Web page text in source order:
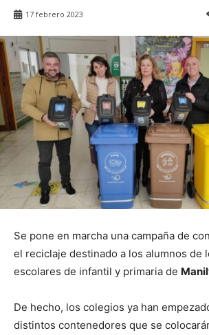
17 febrero 2023
Se pone en marcha una campaña de
el reciclaje destinado a los alumnos de
escolares de infantil y primaria de
De hecho, los colegios ya han
distintos contenedores que se